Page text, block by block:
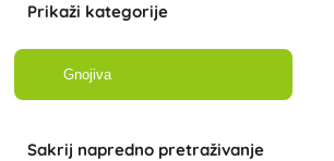
Prikaži kategorije
Gnojiva
Sakrij napredno pretraživanje